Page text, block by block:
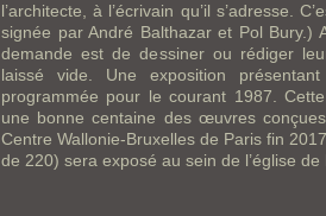
l’architecte, à l’écrivain qu’il s’adresse.
signée par André Balthazar et Pol Bury.)
demande est de dessiner ou rédiger
laissé vide. Une exposition
programmée pour le courant 1987.
une bonne centaine des œuvres
Centre Wallonie-Bruxelles de Paris fin
de 220) sera exposé au sein de l’église